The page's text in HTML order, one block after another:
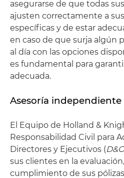
asegurarse de que todas
ajusten correctamente a
específicas y de estar
en caso de que surja algún
al día con las opciones
es fundamental para
adecuada.
Asesoría independiente
El Equipo de Holland &
Responsabilidad Civil para
Directores y Ejecutivos (D&O
sus clientes en la
cumplimiento de sus